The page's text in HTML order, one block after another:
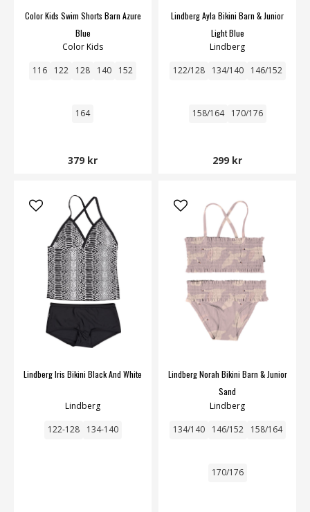
Color Kids Swim Shorts Barn Azure
Blue
Color Kids
116 122 128 140 152
164
379 kr
Lindberg Ayla Bikini Barn & Junior
Light Blue
Lindberg
122/128 134/140 146/152
158/164 170/176
299 kr
Lindberg Iris Bikini Black And White
Lindberg
122-128 134-140
Lindberg Norah Bikini Barn & Junior
Sand
Lindberg
134/140 146/152 158/164
170/176